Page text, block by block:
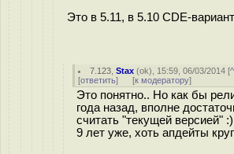
Это в 5.11, в 5.10 CDE-вариант
7.123 ,Stax (ok), 15:59, 06/03/2014 [^
[ответить] [к модератору]
Это понятно.. Но как бы
года назад, вполне
считать "текущей версией"
9 лет уже, хоть апдейты